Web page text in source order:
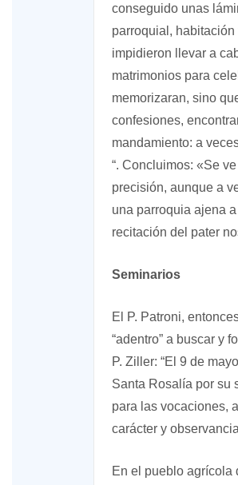
conseguido unas
parroquial,
impidieron llevar a
matrimonios para
memorizaran, sino
confesiones,
mandamiento: a
“. Concluimos: «Se
precisión, aunque a
una parroquia ajena
recitación del pater
Seminarios
El P. Patroni,
“adentro” a buscar y
P. Ziller: “El 9 de
Santa Rosalía por su
para las vocaciones,
carácter y
En el pueblo agrícola